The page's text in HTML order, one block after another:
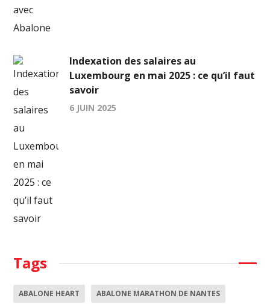
Indexation des salaires au
Luxembourg en mai 2025 : ce qu’il faut
savoir
6 JUIN 2025
Tags
ABALONE HEART ABALONE MARATHON DE NANTES